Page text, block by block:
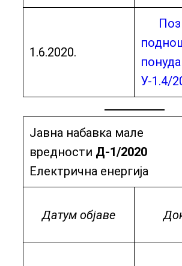
1.6.2020.
понуда
У-1.4/
Јавна набавка мале
вредности Д-1/2020
Електрична енергија
Датум објаве